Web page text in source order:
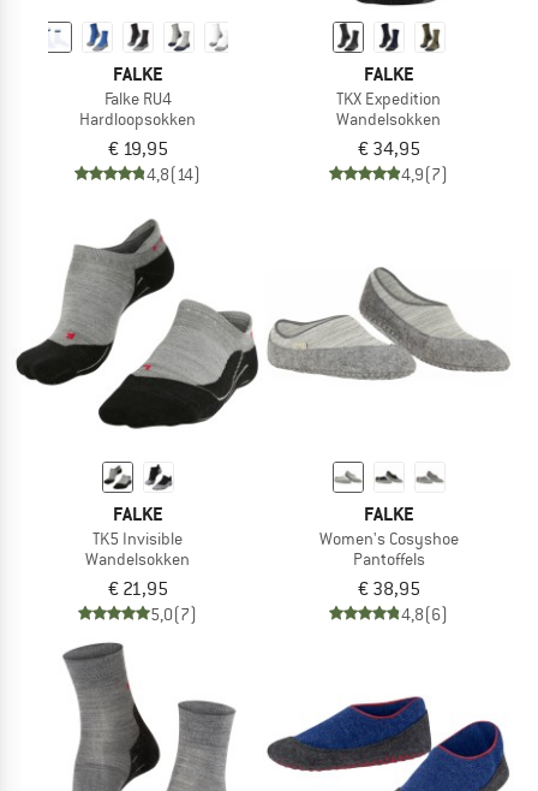
FALKE
Falke RU4
Hardloopsokken
€ 19,95
4,8(14)
FALKE
TKX Expedition
Wandelsokken
€ 34,95
4,9(7)
FALKE
TK5 Invisible
Wandelsokken
€ 21,95
5,0(7)
FALKE
Women's Cosyshoe
Pantoffels
€ 38,95
4,8(6)